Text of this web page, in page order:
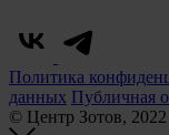
Политика
данных Публичная
© Центр Зотов,